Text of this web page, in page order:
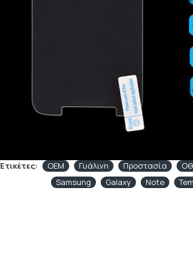
Ετικέτες: OEM Γυάλινη Προστασία
Samsung
Galaxy Note